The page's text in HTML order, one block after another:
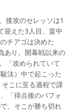
後攻のセレッソは1
迎えた3人目、畠中
チアゴは決めた
あり。開幕戦以来の
「攻められていて
汰）中で起こった
こに至る過程で課
「得点後のパフォ
、そこが勝ち切れ